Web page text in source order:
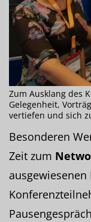
Zum Ausklang des
Gelegenheit,
vertiefen und sich
Besonderen
Zeit zum